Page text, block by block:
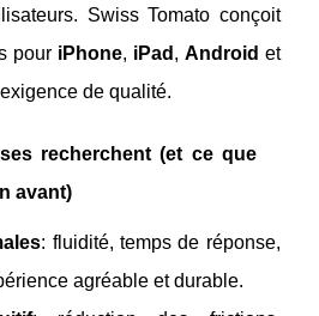
Swiss Tomato conçoit
pour iPhone, iPad , Android et
de qualité.
recherchent (et ce que
avant)
: fluidité, temps de réponse,
agréable et durable.